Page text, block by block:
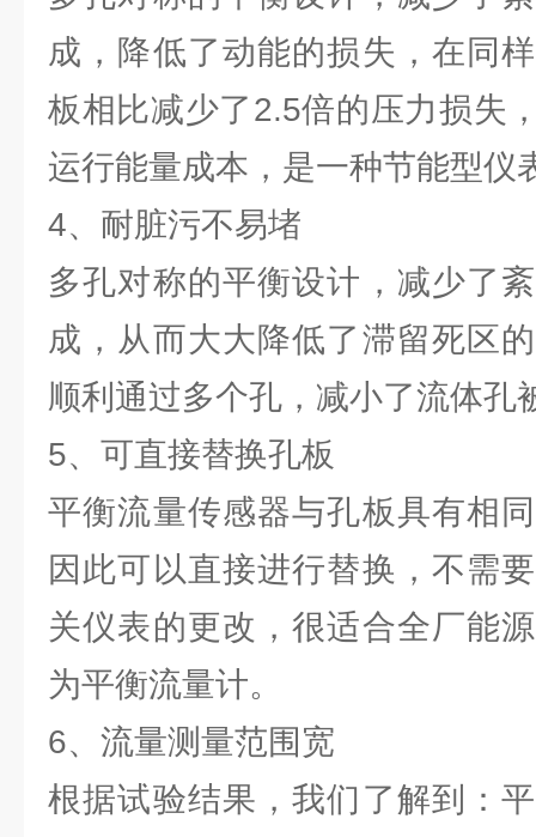
成，降低了动能的损失，在同
板相比减少了2.5倍的压力损失
运行能量成本，是一种节能型仪
4、耐脏污不易堵
多孔对称的平衡设计，减少了
成，从而大大降低了滞留死区
顺利通过多个孔，减小了流体孔
5、可直接替换孔板
平衡流量传感器与孔板具有相
因此可以直接进行替换，不需
关仪表的更改，很适合全厂能
为平衡流量计。
6、流量测量范围宽
根据试验结果，我们了解到：